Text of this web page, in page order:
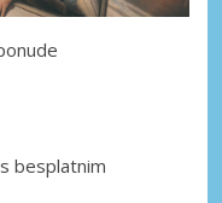
besplatnim